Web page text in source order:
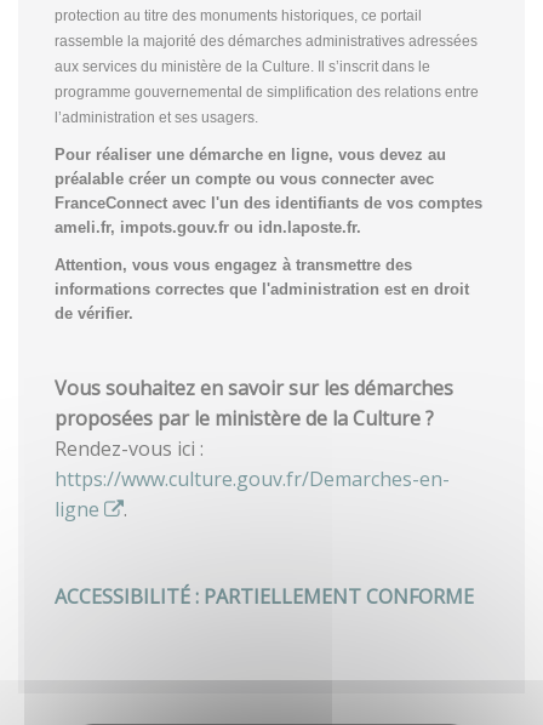
protection au titre des monuments historiques, ce portail
rassemble la majorité des démarches administratives adressées
aux services du ministère de la Culture. Il s’inscrit dans le
programme gouvernemental de simplification des relations entre
l’administration et ses usagers.
Pour réaliser une démarche en ligne, vous devez au
préalable créer un compte ou vous connecter avec
FranceConnect avec l'un des identifiants de vos comptes
ameli.fr, impots.gouv.fr ou idn.laposte.fr.
Attention, vous vous engagez à transmettre des
informations correctes que l'administration est en droit
de vérifier.
Vous souhaitez en savoir sur les démarches
proposées par le ministère de la Culture ?
Rendez-vous ici :
https://www.culture.gouv.fr/Demarches-en-
ligne
.
ACCESSIBILITÉ : PARTIELLEMENT CONFORME